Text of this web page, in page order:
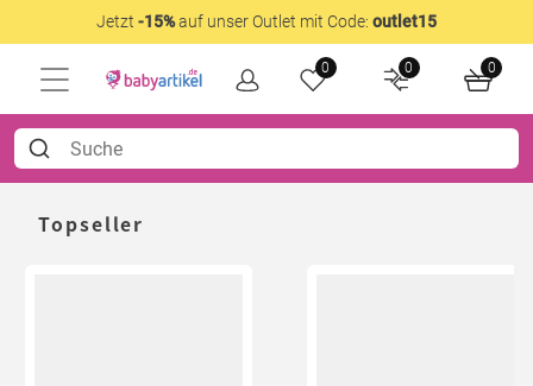
Jetzt -15%auf unser Outlet mit Code: outlet15
0 0 0
Topseller